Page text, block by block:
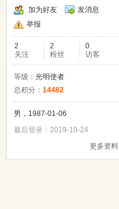
加为好友
发消息
举报
2
关注
2
粉丝
0
访客
等级： 光明使者
总积分： 14482
男，1987-01-06
最后登录：2019-10-24
更多资料